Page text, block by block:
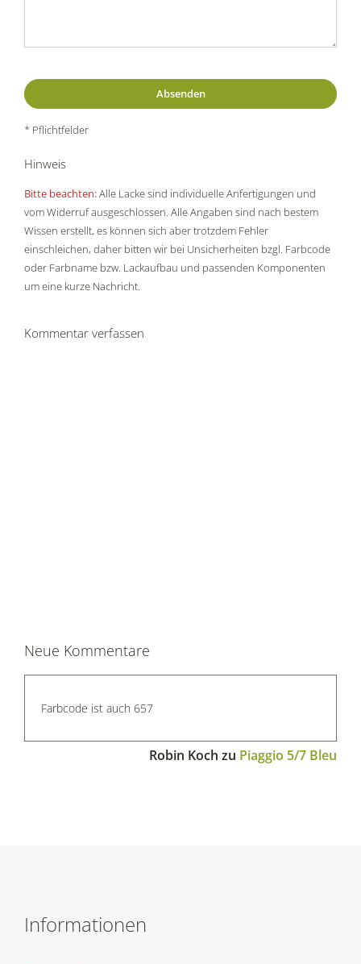
* Pflichtfelder
Hinweis
Bitte beachten:Alle Lacke sind individuelle Anfertigungen und
vom Widerruf ausgeschlossen. Alle Angaben sind nach bestem
Wissen erstellt, es können sich aber trotzdem Fehler
einschleichen, daher bitten wir bei Unsicherheiten bzgl. Farbcode
oder Farbname bzw. Lackaufbau und passenden Komponenten
um eine kurze Nachricht.
Kommentar verfassen
Neue Kommentare
Farbcode ist auch 657
Robin Koch zu Piaggio 5/7 Bleu
Informationen